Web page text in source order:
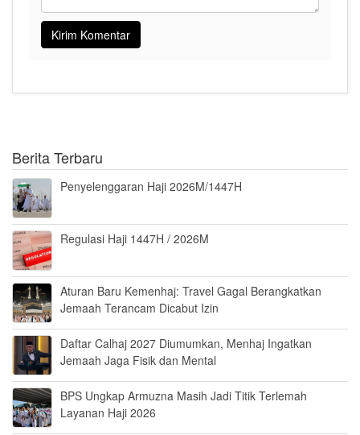
Berita Terbaru
Penyelenggaran Haji 2026M/1447H
Regulasi Haji 1447H / 2026M
Aturan Baru Kemenhaj: Travel Gagal Berangkatkan
Jemaah Terancam Dicabut Izin
Daftar Calhaj 2027 Diumumkan, Menhaj Ingatkan
Jemaah Jaga Fisik dan Mental
BPS Ungkap Armuzna Masih Jadi Titik Terlemah
Layanan Haji 2026